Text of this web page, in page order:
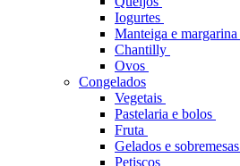
Iogurtes
Manteiga e margarina
Chantilly
Ovos
Congelados
Vegetais
Pastelaria e bolos
Fruta
Gelados e sobremesas
Petiscos